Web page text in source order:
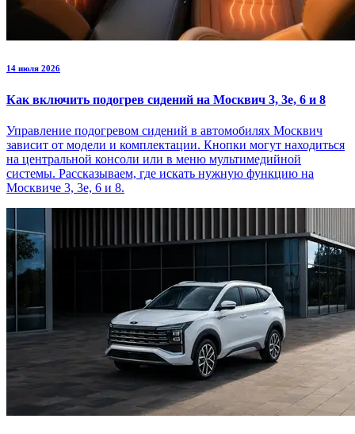
14 июля 2026
Как включить подогрев сидений на Москвич 3, 3е, 6 и 8
Управление подогревом сидений в автомобилях Москвич
зависит от модели и комплектации. Кнопки могут находиться
на центральной консоли или в меню мультимедийной
системы. Рассказываем, где искать нужную функцию на
Москвиче 3, 3е, 6 и 8.